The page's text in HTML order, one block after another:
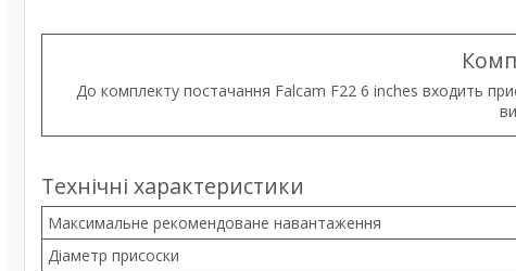
До комплекту постачання Falcam F22 6 inches входить
Технічні характеристики
Максимальне рекомендоване навантаження
Діаметр присоски